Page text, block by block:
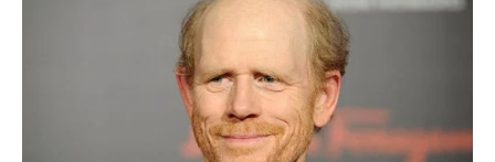
У Ясінянській громаді
відкрили черговий простір
психологічної підтримки